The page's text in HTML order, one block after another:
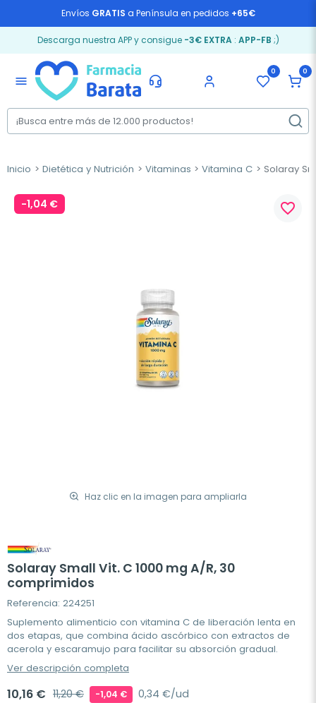
Envíos GRATIS a Península en pedidos +65€
Descarga nuestra APP y consigue -3€ EXTRA: APP-FB ;)
menu
0 0
Inicio Dietética y Nutrición Vitaminas Vitamina C Solaray
-1,04 €
Haz clic en la imagen para ampliarla
favorite_border
Solaray Small Vit. C 1000 mg A/R, 30
comprimidos
Referencia: 224251
Suplemento alimenticio con vitamina C de liberación lenta en
dos etapas, que combina ácido ascórbico con extractos de
acerola y escaramujo para facilitar su absorción gradual.
Ver descripción completa
10,16 € 11,20 € -1,04 € 0,34 €/ud